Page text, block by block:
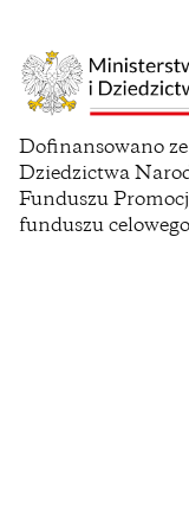
in
a
new
Dofinansowano
Dziedzictwa
Funduszu
funduszu celowego